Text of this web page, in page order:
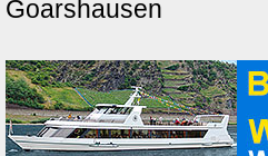
Goarshausen